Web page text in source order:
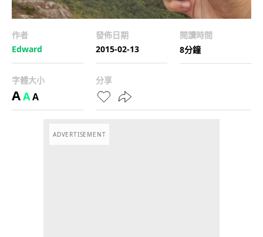
作者
Edward
發佈日期
2015-02-13
閱讀時間
8分鐘
字體大小
AAA
分享
ADVERTISEMENT